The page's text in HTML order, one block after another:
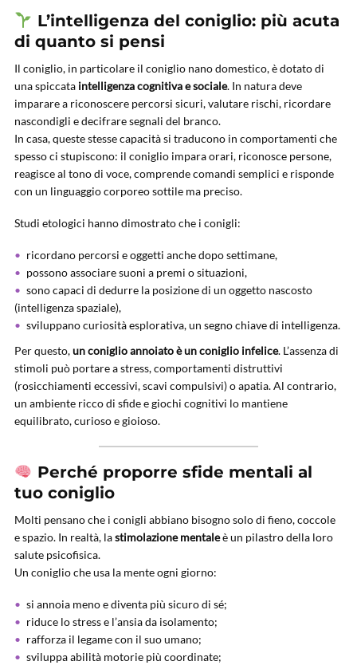
L’intelligenza del coniglio: più acuta
di quanto si pensi
Il coniglio, in particolare il coniglio nano domestico, è dotato di
una spiccata intelligenza cognitiva e sociale. In natura deve
imparare a riconoscere percorsi sicuri, valutare rischi, ricordare
nascondigli e decifrare segnali del branco.
In casa, queste stesse capacità si traducono in comportamenti che
spesso ci stupiscono: il coniglio impara orari, riconosce persone,
reagisce al tono di voce, comprende comandi semplici e risponde
con un linguaggio corporeo sottile ma preciso.
Studi etologici hanno dimostrato che i conigli:
ricordano percorsi e oggetti anche dopo settimane,
possono associare suoni a premi o situazioni,
sono capaci di dedurre la posizione di un oggetto nascosto
(intelligenza spaziale),
sviluppano curiosità esplorativa, un segno chiave di intelligenza.
Per questo,un coniglio annoiato è un coniglio infelice. L’assenza di
stimoli può portare a stress, comportamenti distruttivi
(rosicchiamenti eccessivi, scavi compulsivi) o apatia. Al contrario,
un ambiente ricco di sfide e giochi cognitivi lo mantiene
equilibrato, curioso e gioioso.
Perché proporre sfide mentali al
tuo coniglio
Molti pensano che i conigli abbiano bisogno solo di fieno, coccole
e spazio. In realtà, lastimolazione mentaleè un pilastro della loro
salute psicofisica.
Un coniglio che usa la mente ogni giorno:
si annoia meno e diventa più sicuro di sé;
riduce lo stress e l’ansia da isolamento;
rafforza il legame con il suo umano;
sviluppa abilità motorie più coordinate;